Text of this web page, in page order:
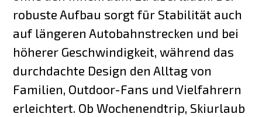
robuste Aufbau sorgt für Stabilität auch
auf längeren Autobahnstrecken und bei
höherer Geschwindigkeit, während das
durchdachte Design den Alltag von
Familien, Outdoor-Fans und Vielfahrern
erleichtert. Ob Wochenendtrip, Skiurlaub